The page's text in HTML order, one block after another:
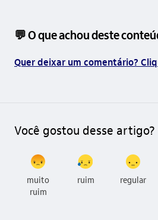
💬 O que achou deste
Quer deixar um comentário?
Você gostou desse artigo?
muito
ruim
ruim regular